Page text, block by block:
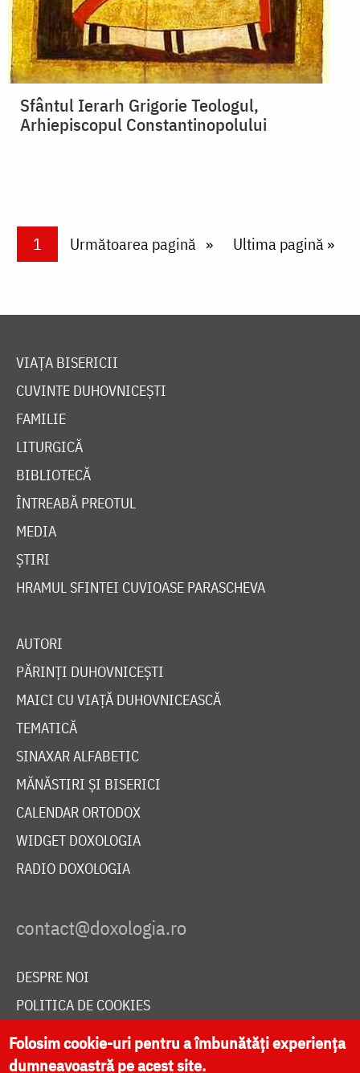
Sfântul Ierarh Grigorie Teologul,
Arhiepiscopul Constantinopolului
PaginareCurrent page
1 Next page
Următoarea pagină Last page
Ultima pagină »
VIAȚA BISERICII
CUVINTE DUHOVNICEȘTI
FAMILIE
LITURGICĂ
BIBLIOTECĂ
ÎNTREABĂ PREOTUL
MEDIA
ȘTIRI
HRAMUL SFINTEI CUVIOASE PARASCHEVA
AUTORI
PĂRINȚI DUHOVNICEȘTI
MAICI CU VIAȚĂ DUHOVNICEASCĂ
TEMATICĂ
SINAXAR ALFABETIC
MĂNĂSTIRI ȘI BISERICI
CALENDAR ORTODOX
WIDGET DOXOLOGIA
RADIO DOXOLOGIA
DESPRE NOI
POLITICA DE COOKIES
DONEAZĂ ONLINE PENTRU CATEDRALA NAȚIONALĂ
Folosim cookie-uri pentru a îmbunătăți experiența
dumneavoastră pe acest site.